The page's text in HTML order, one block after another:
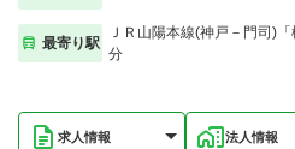
最寄り駅
ＪＲ山陽本線(神戸－門司)
分
求人情報 法人情報